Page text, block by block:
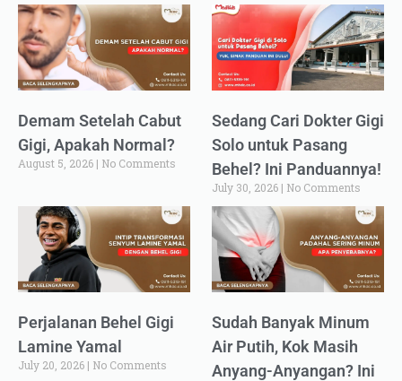
Demam Setelah Cabut
Gigi, Apakah Normal?
August 5, 2026 No Comments
Sedang Cari Dokter Gigi
Solo untuk Pasang
Behel? Ini Panduannya!
July 30, 2026 No Comments
Perjalanan Behel Gigi
Lamine Yamal
July 20, 2026 No Comments
Sudah Banyak Minum
Air Putih, Kok Masih
Anyang-Anyangan? Ini